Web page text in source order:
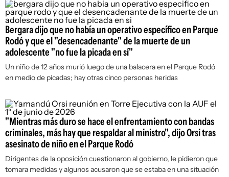
Bergara dijo que no había un operativo específico en Parque
Rodó y que el "desencadenante" de la muerte de un
adolescente "no fue la picada en sí"
Un niño de 12 años murió luego de una balacera en el Parque Rodó
en medio de picadas; hay otras cinco personas heridas
"Mientras más duro se hace el enfrentamiento con bandas
criminales, más hay que respaldar al ministro", dijo Orsi tras
asesinato de niño en el Parque Rodó
Dirigentes de la oposición cuestionaron al gobierno, le pidieron que
tomara medidas y algunos acusaron que se estaba en una situación